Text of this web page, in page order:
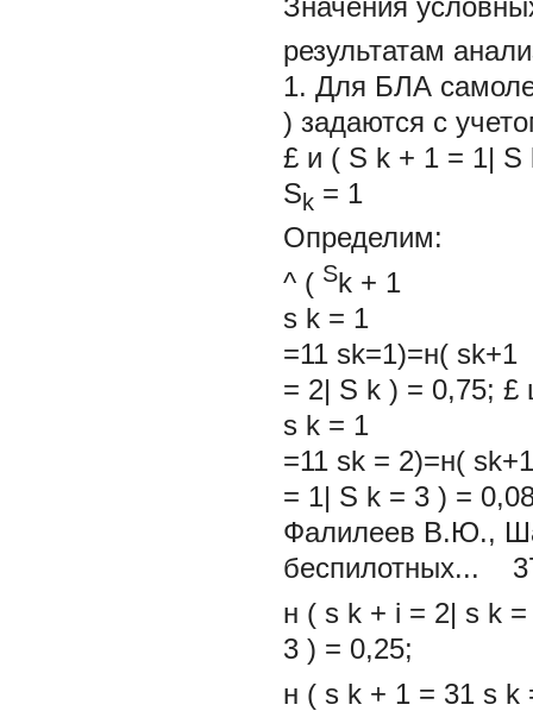
Значения
результатам
1. Для БЛА
) задаются с
£ и ( S k + 1 = 1| S
Sk = 1
Определим:
^ ( Sk + 1
s k = 1
=11 sk=1)=н( sk+1
= 2| S k ) = 0,75; £
s k = 1
=11 sk = 2)=н( sk+1
= 1| S k = 3 ) =
Фалилеев В.Ю.,
беспилотных...
н ( s k + i = 2| s k =
3 ) = 0,25;
н ( s k + 1 = 31 s k